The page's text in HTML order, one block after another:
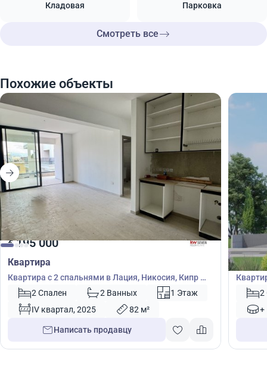
Кладовая Парковка
Смотреть все
Похожие объекты
€195 000
Квартира
Квартира с 2 спальнями в Лация, Никосия, Кипр №
398392 Спален 2 Ванных
1 Этаж
IV квартал, 2025
82 м²
Написать продавцу
197
№
2